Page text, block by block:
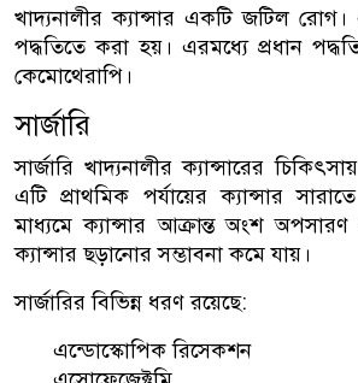
খাদ্যনালীর ক্যান্সার একটি জটিল রোগ।
পদ্ধতিতে করা হয়। এরমধ্যে প্রধান
কেমোথেরাপি।
সার্জারি
সার্জারি খাদ্যনালীর ক্যান্সারের
এটি প্রাথমিক পর্যায়ের ক্যান্সার
মাধ্যমে ক্যান্সার আক্রান্ত অংশ
ক্যান্সার ছড়ানোর সম্ভাবনা কমে যায়।
সার্জারির বিভিন্ন ধরণ রয়েছে:
এন্ডোস্কোপিক রিসেকশন